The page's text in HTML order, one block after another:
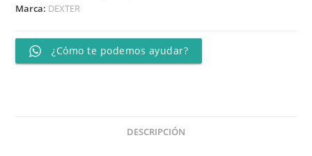
Marca: DEXTER
¿Cómo te podemos ayudar?
DESCRIPCIÓN